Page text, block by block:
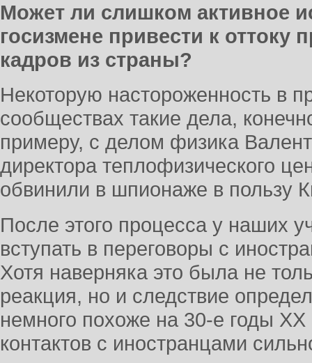
Может ли слишком активное
госизмене привести к
кадров из страны?
Некоторую настороженность в
сообществах такие дела,
примеру, с делом физика
директора теплофизического
обвинили в шпионаже в пользу
После этого процесса у наших
вступать в переговоры с
Хотя наверняка это была не
реакция, но и следствие
немного похоже на 30-е годы
контактов с иностранцами